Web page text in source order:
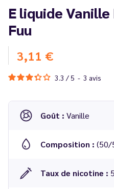
E liquide
Fuu
3,11 €
3.3 / 5 - 3 avis
Goût : Vanille
Composition : (50/
Taux de nicotine :